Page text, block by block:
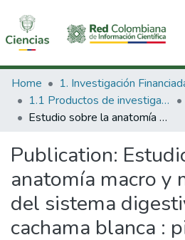
Communities & Collections
All of DSpace
Home
1.1 Productos de investigación
Estudio sobre la anatomía macro y microscópica del sistema digestivo de la cachama blanca : piaractus brachypomus
Publication:
anatomía macro y
del sistema
cachama blanca :